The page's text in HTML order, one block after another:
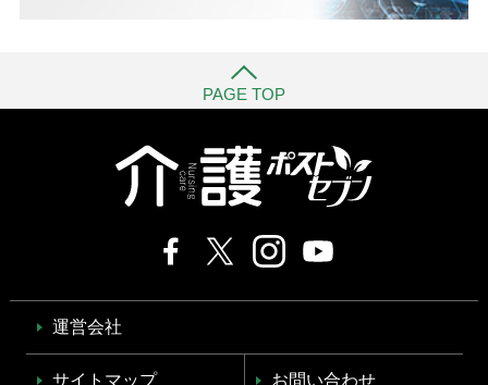
PAGE TOP
運営会社
サイトマップ お問い合わせ